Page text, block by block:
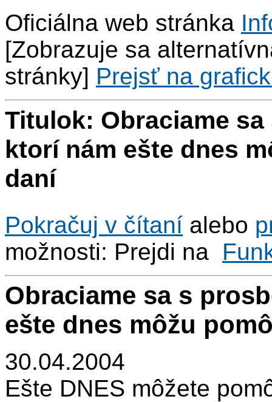
Oficiálna web stránka
[Zobrazuje sa
stránky] Prejsť na
Titulok: Obraciame
ktorí nám ešte dnes
daní
Pokračuj v čítaní alebo
možnosti: Prejdi na
Obraciame sa s
ešte dnes môžu
30.04.2004
Ešte DNES môžete